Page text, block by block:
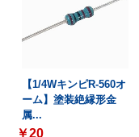
【1/4WキンピR-560オ
ーム】塗装絶縁形金
属...
￥20